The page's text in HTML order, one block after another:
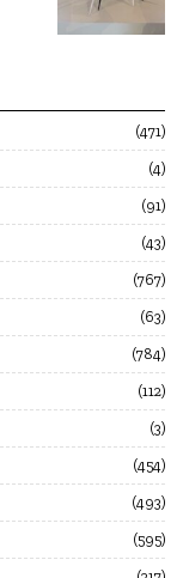
471
4
91
43
767
63
784
112
3
454
493
595